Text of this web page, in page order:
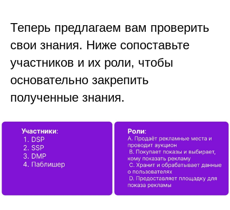
Теперь предлагаем вам проверить
свои знания. Ниже сопоставьте
участников и их роли, чтобы
основательно закрепить
полученные знания.